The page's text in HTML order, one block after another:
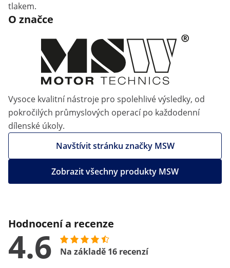
tlakem.
O značce
Vysoce kvalitní nástroje pro spolehlivé výsledky, od
pokročilých průmyslových operací po každodenní
dílenské úkoly.
Navštívit stránku značky MSW
Zobrazit všechny produkty MSW
Hodnocení a recenze
4.6 Na základě 16 recenzí